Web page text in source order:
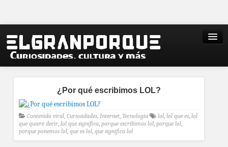
¿Por qué escribimos LOL?
Contenido viral, Curiosidades, Internet, Tecnología lol, lol que es, lol
que quiere decir, lol que significa, porque escribimos lol, porque lol,
porque ponemos lol, que es lol, que significa lol